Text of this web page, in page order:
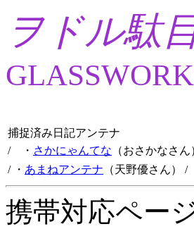
ヲドル駄
捕捉済み日記アンテナ
/ ・ さかにゃんてな （おさかなさん
/ ・ あまねアンテナ （天野優さん） /
携帯対応ペー